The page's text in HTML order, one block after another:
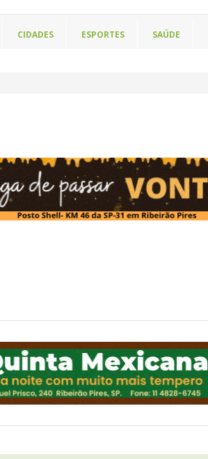
CIDADES ESPORTES SAÚDE